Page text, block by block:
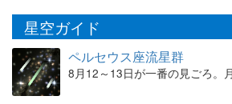
星空ガイド
ペルセウス座流星群
8月12～13日が一番の見ごろ。